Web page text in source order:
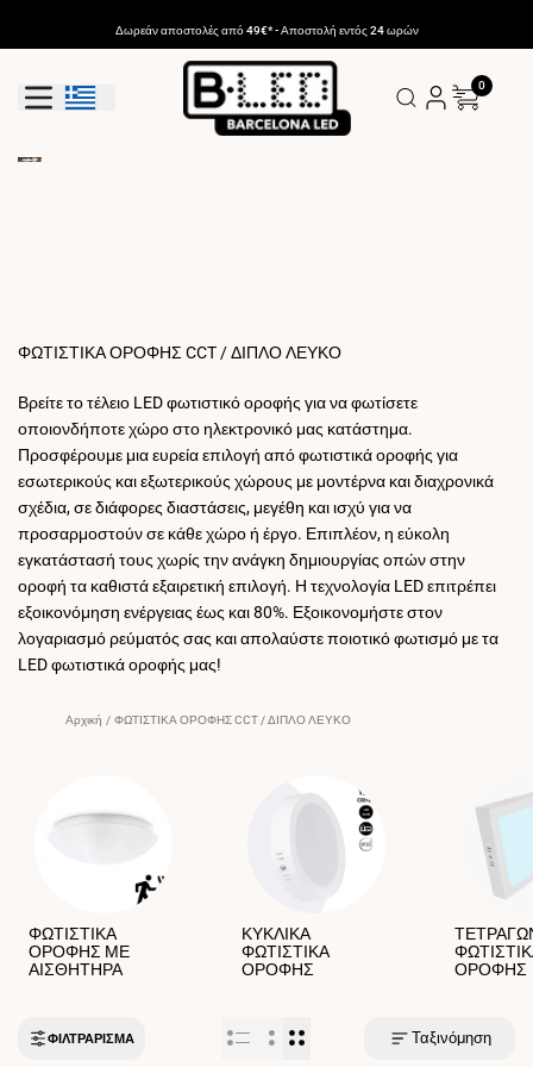
Δωρεάν αποστολές από 49€* - Αποστολή εντός 24 ωρών
Κουμπί Γεωεντοπισμού: Ελλάδα
0
ΦΩΤΙΣΤΙΚΑ ΟΡΟΦΗΣ CCT / ΔΙΠΛΟ ΛΕΥΚΟ
Βρείτε το τέλειο LED φωτιστικό οροφής για να φωτίσετε
οποιονδήποτε χώρο στο ηλεκτρονικό μας κατάστημα.
Προσφέρουμε μια ευρεία επιλογή από φωτιστικά οροφής για
εσωτερικούς και εξωτερικούς χώρους με μοντέρνα και διαχρονικά
σχέδια, σε διάφορες διαστάσεις, μεγέθη και ισχύ για να
προσαρμοστούν σε κάθε χώρο ή έργο. Επιπλέον, η εύκολη
εγκατάστασή τους χωρίς την ανάγκη δημιουργίας οπών στην
οροφή τα καθιστά εξαιρετική επιλογή. Η τεχνολογία LED επιτρέπει
εξοικονόμηση ενέργειας έως και 80%. Εξοικονομήστε στον
λογαριασμό ρεύματός σας και απολαύστε ποιοτικό φωτισμό με τα
LED φωτιστικά οροφής μας!
Αρχική / ΦΩΤΙΣΤΙΚΑ ΟΡΟΦΗΣ CCT / ΔΙΠΛΟ ΛΕΥΚΟ
ΦΩΤΙΣΤΙΚΑ
ΟΡΟΦΗΣ ΜΕ
ΑΙΣΘΗΤΗΡΑ
ΚΥΚΛΙΚΑ
ΦΩΤΙΣΤΙΚΑ
ΟΡΟΦΗΣ
ΟΡΟΦΗΣ
ΦΙΛΤΡΆΡΙΣΜΑ Ταξινόμηση